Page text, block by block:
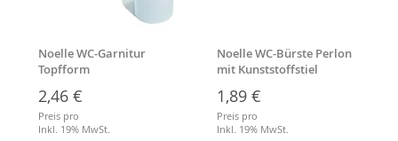
Noelle WC-Garnitur
Topfform
2,46 €
Preis pro
Inkl. 19% MwSt.
Noelle WC-Bürste Perlon
mit Kunststoffstiel
1,89 €
Preis pro
Inkl. 19% MwSt.